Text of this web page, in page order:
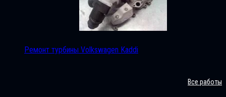
Ремонт турбины Volkswagen Kaddi
Все работы